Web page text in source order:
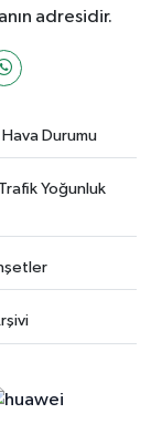
adresidir.
Durumu
Yoğunluk